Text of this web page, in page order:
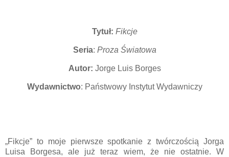
Tytuł: Fikcje
Seria: Proza Światowa
Autor: Jorge Luis Borges
Wydawnictwo: Państwowy Instytut Wydawniczy
„Fikcje” to moje pierwsze spotkanie z twórczością Jorga
Luisa Borgesa, ale już teraz wiem, że nie ostatnie. W